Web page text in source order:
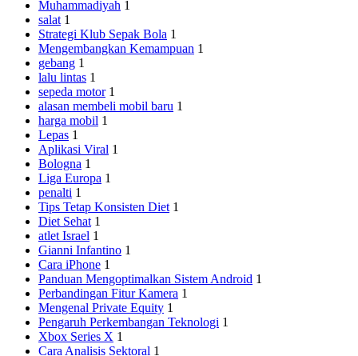
Muhammadiyah 1
salat 1
Strategi Klub Sepak Bola 1
Mengembangkan Kemampuan 1
gebang 1
lalu lintas 1
sepeda motor 1
alasan membeli mobil baru 1
harga mobil 1
Lepas 1
Aplikasi Viral 1
Bologna 1
Liga Europa 1
penalti 1
Tips Tetap Konsisten Diet 1
Diet Sehat 1
atlet Israel 1
Gianni Infantino 1
Cara iPhone 1
Panduan Mengoptimalkan Sistem Android 1
Perbandingan Fitur Kamera 1
Mengenal Private Equity 1
Pengaruh Perkembangan Teknologi 1
Xbox Series X 1
Cara Analisis Sektoral 1